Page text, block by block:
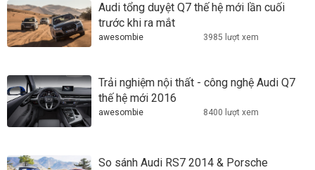
Audi tổng duyệt Q7 thế hệ mới lần cuối
trước khi ra mắt
awesombie 3985 lượt xem
Trải nghiệm nội thất - công nghệ Audi Q7
thế hệ mới 2016
awesombie 8400 lượt xem
So sánh Audi RS7 2014 & Porsche